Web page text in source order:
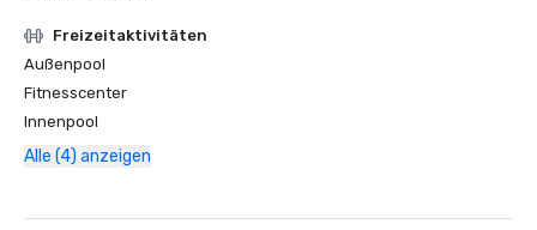
Freizeitaktivitäten
Außenpool
Fitnesscenter
Innenpool
Alle (4) anzeigen